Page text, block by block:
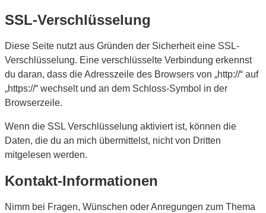
SSL-Verschlüsselung
Diese Seite nutzt aus Gründen der Sicherheit eine SSL-
Verschlüsselung. Eine verschlüsselte Verbindung erkennst
du daran, dass die Adresszeile des Browsers von „http://“ auf
„https://“ wechselt und an dem Schloss-Symbol in der
Browserzeile.
Wenn die SSL Verschlüsselung aktiviert ist, können die
Daten, die du an mich übermittelst, nicht von Dritten
mitgelesen werden.
Kontakt-Informationen
Nimm bei Fragen, Wünschen oder Anregungen zum Thema